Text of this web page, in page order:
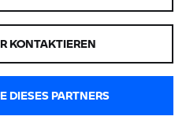
KONTAKTIEREN
DIESES PARTNERS